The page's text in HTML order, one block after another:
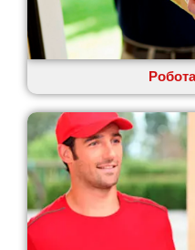
Хмільник
Ірпінь
Івано-Франківськ
Ізмаїл
Кагарлик
Калуш
Кам’янець-Подільський
Кам’янка
Кам’янське
Канів
Козятин
Київ